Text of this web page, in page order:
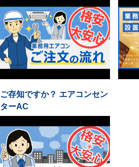
ご存知ですか？ エアコンセン
ターAC